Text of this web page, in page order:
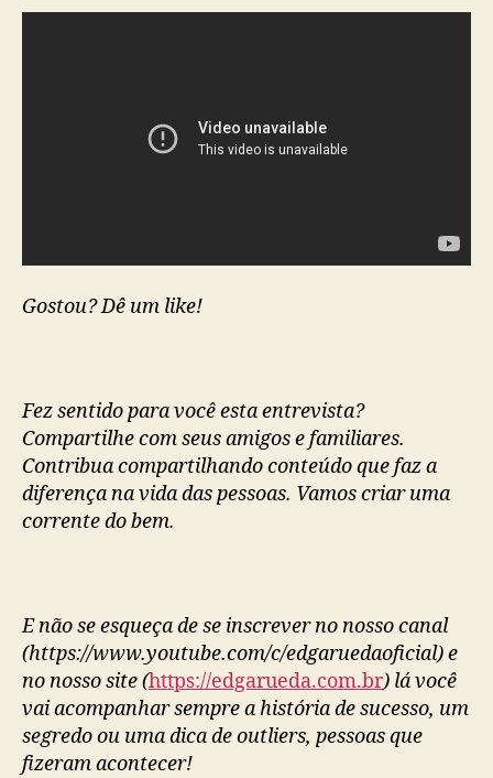
Gostou? Dê um like!
Fez sentido para você esta entrevista?
Compartilhe com seus amigos e familiares.
Contribua compartilhando conteúdo que faz a
diferença na vida das pessoas. Vamos criar uma
corrente do bem.
E não se esqueça de se inscrever no nosso canal
(https://www.youtube.com/c/edgaruedaoficial)e
no nosso site (https://edgarueda.com.br) lá você
vai acompanhar sempre a história de sucesso, um
segredo ou uma dica de outliers, pessoas que
fizeram acontecer!